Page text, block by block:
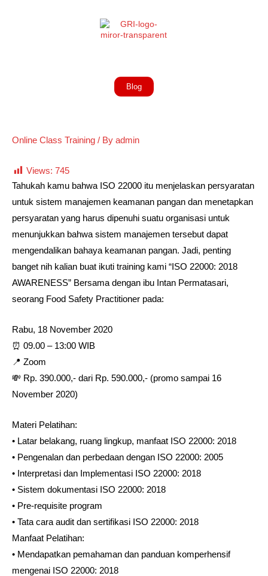
Blog
Online Class Training / By admin
Views: 745
Tahukah kamu bahwa ISO 22000 itu menjelaskan persyaratan
untuk sistem manajemen keamanan pangan dan menetapkan
persyaratan yang harus dipenuhi suatu organisasi untuk
menunjukkan bahwa sistem manajemen tersebut dapat
mengendalikan bahaya keamanan pangan. Jadi, penting
banget nih kalian buat ikuti training kami “ISO 22000: 2018
AWARENESS” Bersama dengan ibu Intan Permatasari,
seorang Food Safety Practitioner pada:⁣
Rabu, 18 November 2020⁣
⏰ 09.00 – 13:00 WIB⁣
📍 Zoom⁣
💸 Rp. 390.000,- dari Rp. 590.000,- (promo sampai 16
November 2020)
Materi Pelatihan:⁣
• Latar belakang, ruang lingkup, manfaat ISO 22000: 2018⁣
• Pengenalan dan perbedaan dengan ISO 22000: 2005⁣
• Interpretasi dan Implementasi ISO 22000: 2018⁣
• Sistem dokumentasi ISO 22000: 2018⁣
• Pre-requisite program⁣
• Tata cara audit dan sertifikasi ISO 22000: 2018⁣
Manfaat Pelatihan:⁣
• Mendapatkan pemahaman dan panduan komperhensif
mengenai ISO 22000: 2018⁣